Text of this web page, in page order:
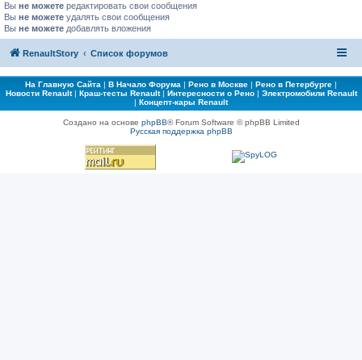
Вы не можете редактировать свои сообщения
Вы не можете удалять свои сообщения
Вы не можете добавлять вложения
RenaultStory Список форумов
На Главную Сайта | В Начало Форума | Рено в Москве | Рено в Петербурге |
Новости Renault| Краш-тесты Renault| Интересности о Рено| Электромобили Renault
| Концепт-кары Renault
Создано на основе phpBB® Forum Software © phpBB Limited
Русская поддержка phpBB